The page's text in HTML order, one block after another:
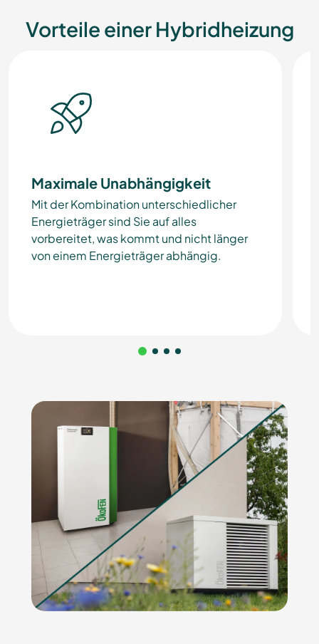
Vorteile einer Hybridheizung
Maximale Unabhängigkeit
Mit der Kombination unterschiedlicher
Energieträger sind Sie auf alles
vorbereitet, was kommt und nicht länger
von einem Energieträger abhängig.